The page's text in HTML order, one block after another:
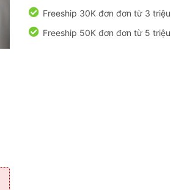
Freeship 30K đơn đơn từ 3 triệu
Freeship 50K đơn đơn từ 5 triệu